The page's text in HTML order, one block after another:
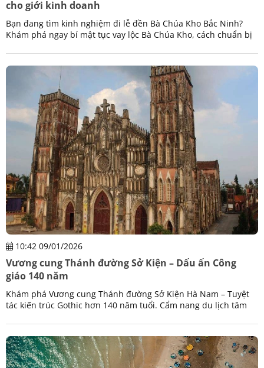
cho giới kinh doanh
Bạn đang tìm kinh nghiệm đi lễ đền Bà Chúa Kho Bắc Ninh?
Khám phá ngay bí mật tục vay lộc Bà Chúa Kho, cách chuẩn bị
năm mới tài lộc vẹn toàn.
10:42 09/01/2026
Vương cung Thánh đường Sở Kiện – Dấu ấn Công
giáo 140 năm
Khám phá Vương cung Thánh đường Sở Kiện Hà Nam – Tuyệt
tác kiến trúc Gothic hơn 140 năm tuổi. Cẩm nang du lịch tâm